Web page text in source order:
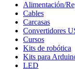
Alimentación/
Cables
Carcasas
Convertidores
Cursos
Kits de robótica
Kits para
LED